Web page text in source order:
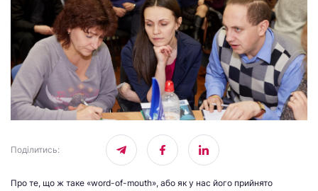
Поділитись:
Про те, що ж таке «word-of-mouth», або як у нас його прийнято